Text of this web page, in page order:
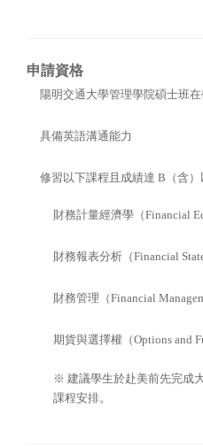
申請資格
陽明交通大學管理學院碩士班
具備英語溝通能力
修習以下課程且成績達 B（含）
財務計量經濟學（Financial
財務報表分析（Financial
財務管理（Financial
期貨與選擇權（Options and
※ 建議學生於赴美前先完成
課程安排。